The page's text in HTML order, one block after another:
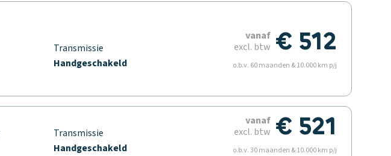
Transmissie
Handgeschakeld
€ 512
vanaf
excl. btw
o.b.v. 60 maanden & 10.000 km p/j
Transmissie
Handgeschakeld
€ 521
vanaf
excl. btw
o.b.v. 30 maanden & 10.000 km p/j